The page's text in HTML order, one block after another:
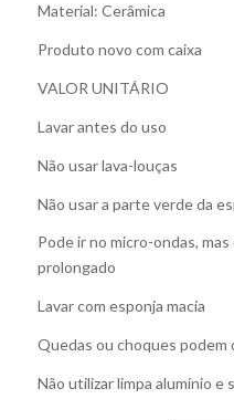
Material: Cerâmica
Produto novo com caixa
VALOR UNITÁRIO
Lavar antes do uso
Não usar lava-louças
Não usar a parte verde da
Pode ir no micro-ondas,
prolongado
Lavar com esponja macia
Quedas ou choques podem
Não utilizar limpa alumínio e